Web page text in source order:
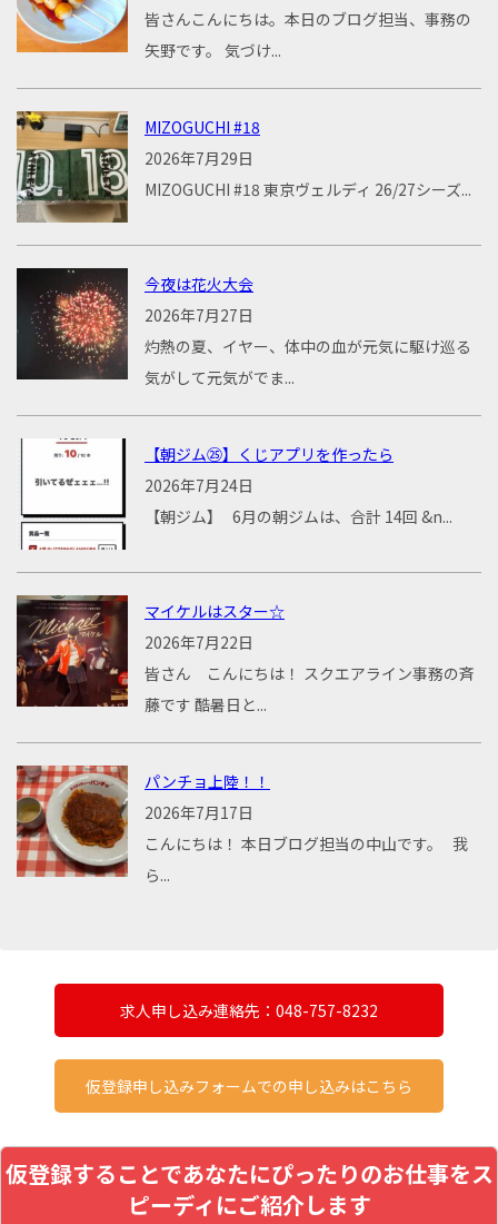
皆さんこんにちは。本日のブログ担当、事務の
矢野です。 気づけ...
MIZOGUCHI #18
2026年7月29日
MIZOGUCHI #18 東京ヴェルディ 26/27シーズ...
今夜は花火大会
2026年7月27日
灼熱の夏、イヤー、体中の血が元気に駆け巡る
気がして元気がでま...
【朝ジム㉕】くじアプリを作ったら
2026年7月24日
【朝ジム】 6月の朝ジムは、合計 14回 &n...
マイケルはスター☆
2026年7月22日
皆さん こんにちは！ スクエアライン事務の斉
藤です 酷暑日と...
パンチョ上陸！！
2026年7月17日
こんにちは！ 本日ブログ担当の中山です。 我
ら...
求人申し込み連絡先：048-757-8232
仮登録申し込みフォームでの申し込みはこちら
仮登録することであなたにぴったりのお仕事をス
ピーディにご紹介します